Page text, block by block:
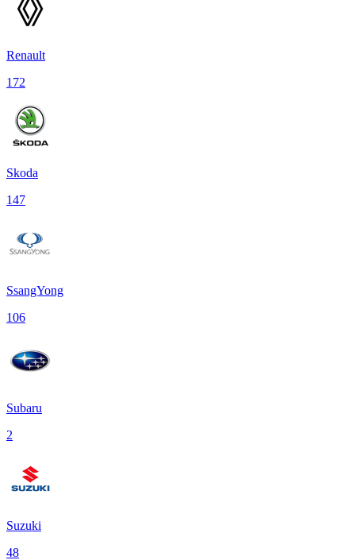
Renault
172
Skoda
147
SsangYong
106
Subaru
2
Suzuki
48